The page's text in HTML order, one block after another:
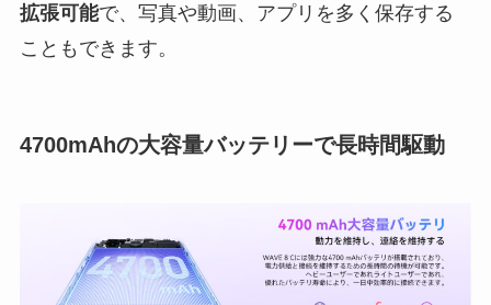
拡張可能で、写真や動画、アプリを多く保存する
こともできます。
4700mAhの大容量バッテリーで長時間駆動